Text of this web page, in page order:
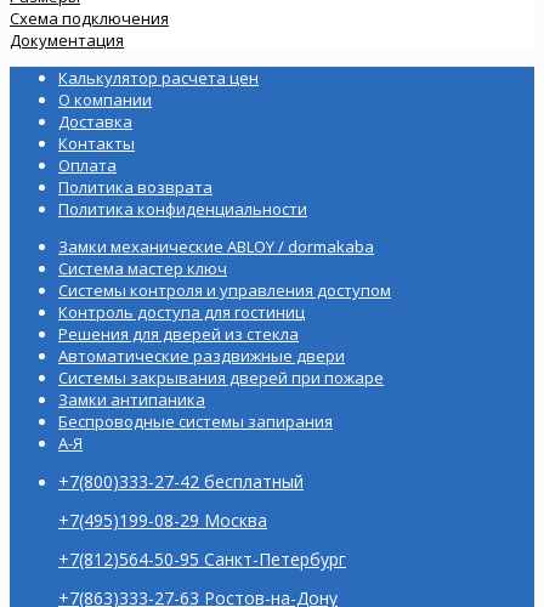
Схема подключения
Документация
Калькулятор расчета цен
О компании
Доставка
Контакты
Оплата
Политика возврата
Политика конфиденциальности
Замки механические ABLOY / dormakaba
Система мастер ключ
Системы контроля и управления доступом
Контроль доступа для гостиниц
Решения для дверей из стекла
Автоматические раздвижные двери
Системы закрывания дверей при пожаре
Замки антипаника
Беспроводные системы запирания
А-Я
+7(800)333-27-42 бесплатный
+7(495)199-08-29 Москва
+7(812)564-50-95 Санкт-Петербург
+7(863)333-27-63 Ростов-на-Дону